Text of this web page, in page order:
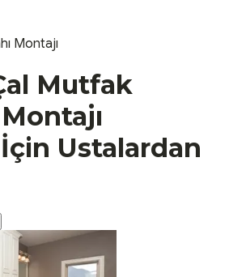
Montajı
Mutfak
Ustalardan